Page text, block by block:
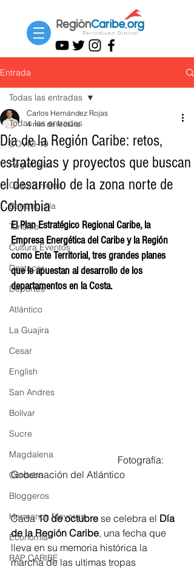
Entrada
Todas las entradas
COVID-19
Regionales
Cultura Home
Barranquilla
Turismo
Cultura Eventos
Destacar
Deportes
Atlántico
La Guajira
Cesar
English
San Andres
Bolívar
Sucre
Magdalena
Córdoba
Bloggeros
Hermanos Mayores
Economía
RAP CARIBE
Todas las entradas
Día de la Región Caribe: retos,
estrategias y proyectos que buscan
el desarrollo de la zona norte de
Colombia
Carlos Hernández Rojas
4 min de lectura
El Plan Estratégico Regional Caribe, la
Empresa Energética del Caribe y la Región
como Ente Territorial, tres grandes planes
que le apuestan al desarrollo de los
departamentos en la Costa.
  Fotografía:
Gobernación del Atlántico
Cada 10 de octubre se celebra el Día
de la Región Caribe, una fecha que
lleva en su memoria histórica la
marcha de las ultimas tropas